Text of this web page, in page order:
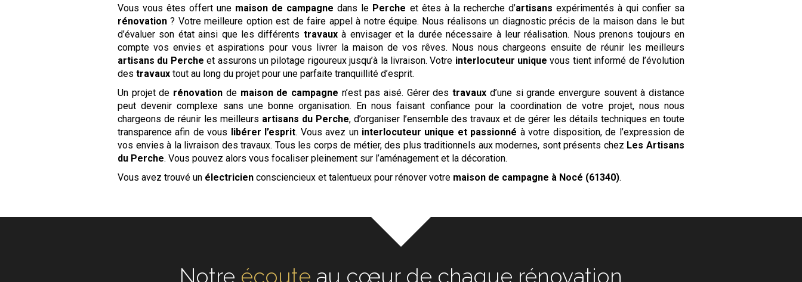
Vous vous êtes offert une maison de campagne dans le Perche et êtes à la recherche d’artisans expérimentés à qui confier sa
rénovation ? Votre meilleure option est de faire appel à notre équipe. Nous réalisons un diagnostic précis de la maison dans le but
d’évaluer son état ainsi que les différents travauxà envisager et la durée nécessaire à leur réalisation. Nous prenons toujours en
compte vos envies et aspirations pour vous livrer la maison de vos rêves. Nous nous chargeons ensuite de réunir les meilleurs
artisans du Percheet assurons un pilotage rigoureux jusqu’à la livraison. Votre interlocuteur unique vous tient informé de l’évolution
destravaux tout au long du projet pour une parfaite tranquillité d’esprit.
Un projet de rénovation de maison de campagne n’est pas aisé. Gérer destravaux d’une si grande envergure souvent à distance
peut devenir complexe sans une bonne organisation. En nous faisant confiance pour la coordination de votre projet, nous nous
chargeons de réunir les meilleurs artisans du Perche, d’organiser l’ensemble des travaux et de gérer les détails techniques en toute
transparence afin de vous libérer l’esprit. Vous avez un interlocuteur unique et passionné à votre disposition, de l’expression de
vos envies à la livraison des travaux. Tous les corps de métier, des plus traditionnels aux modernes, sont présents chez Les Artisans
du Perche. Vous pouvez alors vous focaliser pleinement sur l’aménagement et la décoration.
Vous avez trouvé un électricien consciencieux et talentueux pour rénover votre maison de campagne à Nocé (61340).
Notre écoute au cœur de chaque rénovation